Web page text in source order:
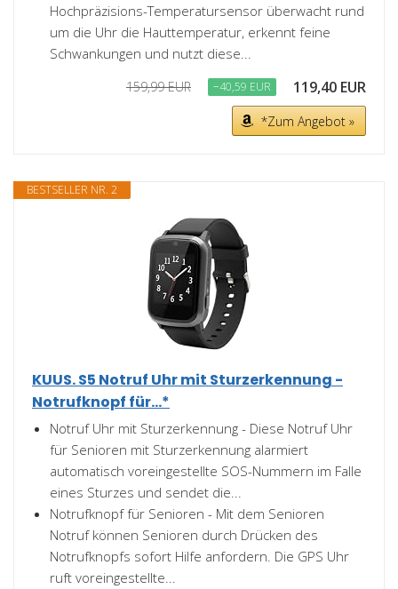
Hochpräzisions-Temperatursensor überwacht rund
um die Uhr die Hauttemperatur, erkennt feine
Schwankungen und nutzt diese...
159,99 EUR −40,59 EUR 119,40 EUR
*Zum Angebot »
BESTSELLER NR. 2
KUUS. S5 Notruf Uhr mit Sturzerkennung -
Notrufknopf für...*
Notruf Uhr mit Sturzerkennung - Diese Notruf Uhr
für Senioren mit Sturzerkennung alarmiert
automatisch voreingestellte SOS-Nummern im Falle
eines Sturzes und sendet die...
Notrufknopf für Senioren - Mit dem Senioren
Notruf können Senioren durch Drücken des
Notrufknopfs sofort Hilfe anfordern. Die GPS Uhr
ruft voreingestellte...